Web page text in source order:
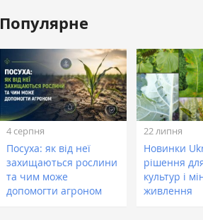
Популярне
4 серпня
Посуха: як від неї
захищаються рослини
та чим може
допомогти агроном
22 липня
Новинки
рішення
культур і
живлення